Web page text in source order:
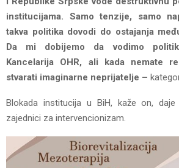
institucijama. Samo tenzije, samo
takva politika dovodi do ostajanja
Da mi dobijemo da vodimo
Kancelarija OHR, ali kada nemate
stvarati imaginarne neprijatelje –
Blokada institucija u BiH, kaže on, daje
zajednici za intervencionizam.